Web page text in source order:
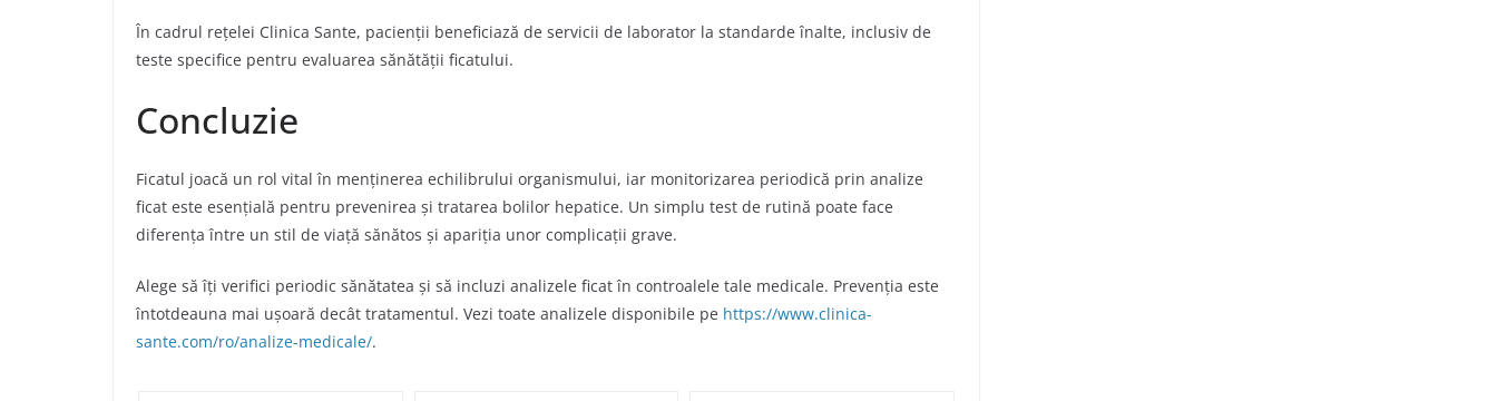
În cadrul rețelei Clinica Sante, pacienții beneficiază de servicii de laborator la standarde înalte, inclusiv de
teste specifice pentru evaluarea sănătății ficatului.
Concluzie
Ficatul joacă un rol vital în menținerea echilibrului organismului, iar monitorizarea periodică prin analize
ficat este esențială pentru prevenirea și tratarea bolilor hepatice. Un simplu test de rutină poate face
diferența între un stil de viață sănătos și apariția unor complicații grave.
Alege să îți verifici periodic sănătatea și să incluzi analizele ficat în controalele tale medicale. Prevenția este
întotdeauna mai ușoară decât tratamentul. Vezi toate analizele disponibile pe https://www.clinica-
sante.com/ro/analize-medicale/.